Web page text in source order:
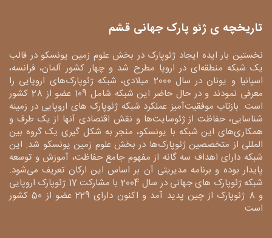
تاریخچه ی ژئو پارک جهانی قشم
نخستین بار ایده ایجاد ژئوپارک در بخش علوم زمین یونسکو در قالب
یک شبکه منطقه‌ای در اروپا مطرح شد و چهار کشور آلمان، فرانسه،
اسپانیا و یونان در سال 2000 میلادی، شبکه ژئوپارک‌های اروپایی را
معرفی نمودند و در حال حاضر این شبکه شامل 109 عضو از 28 کشور
است. بازتاب موفقیت‌آمیز عملکرد شبکه ژئوپارک های اروپایی در زمینه
شناسایی، حفاظت از ژئوسایت‌ها و نقش اقتصادی آنها از یک طرف و
همکاری‌های این شبکه با یونسکو، منجر به شکل گیری یک گروه بین
المللی از متخصصین ژئوپارک‌ها در بخش علوم زمین یونسکو شد. این
شبکه دارای اهداف سه گانه از مفهوم جامع حفاظت، آموزش و توسعه
پایدار بوده و برنامه مدیریتی آن بر اساس این ارکان تعریف می‌شود.
شبکه ژئوپارک های جهانی در سال 2004 با مشارکت 17 ژئوپارک اروپایی
و 8 ژئوپارک از چین پدید آمد و اکنون دارای 229 عضو از 50 کشور
است.